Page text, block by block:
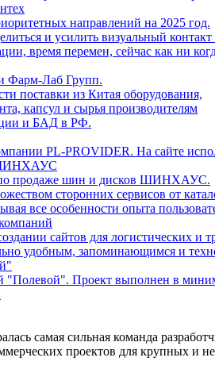
направлений на 2025 год.
и усилить визуальный
время перемен, сейчас как ни
Фарм-Лаб Групп.
поставки из Китая оборудования,
капсул и сырья производителям
и БАД в РФ.
PL-PROVIDER. На сайте
по продаже шин и дисков ШИНХАУС.
сторонних сервисов от
все особенности опыта
сайтов для логистических
удобным, запоминающимся и
Проект выполнен в
самая сильная команда
проектов для крупных и